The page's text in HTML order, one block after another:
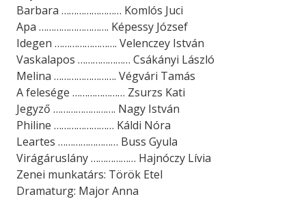
Barbara …………………… Komlós Juci
Apa ………………………. Képessy József
Idegen ……………………. Velenczey István
Vaskalapos ………………… Csákányi László
Melina ……………………. Végvári Tamás
A felesége ………………… Zsurzs Kati
Jegyző ……………………. Nagy István
Philine …………………… Káldi Nóra
Leartes …………………… Buss Gyula
Virágáruslány ……………… Hajnóczy Lívia
Zenei munkatárs: Török Etel
Dramaturg: Major Anna